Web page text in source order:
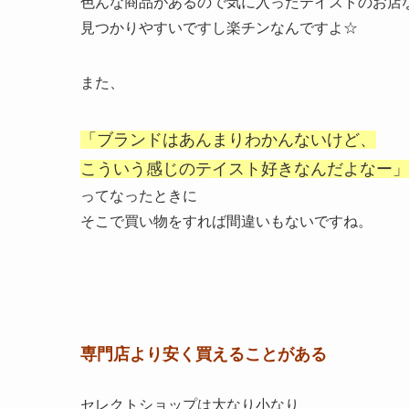
見つかりやすいですし楽チンなんですよ☆
また、
「ブランドはあんまりわかんないけど、
こういう感じのテイスト好きなんだよなー」
ってなったときに
そこで買い物をすれば間違いもないですね。
専門店より安く買えることがある
セレクトショップは大なり小なり